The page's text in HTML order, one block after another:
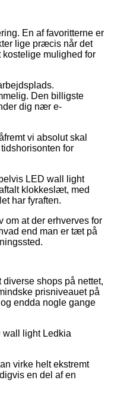
En af favoritterne er
lige præcis når det
kostelige mulighed for
Den billigste
dig nær e-
vi absolut skal
for
LED wall light
klokkeslæt, med
har fyraften.
om at der erhverves for
end man er tæt på
shops på nettet,
prisniveauet på
endda nogle gange
wall light Ledkia
virke helt ekstremt
en del af en